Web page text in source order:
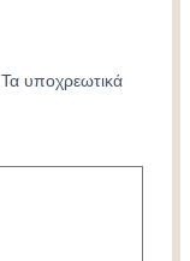
Τα υποχρεωτικά